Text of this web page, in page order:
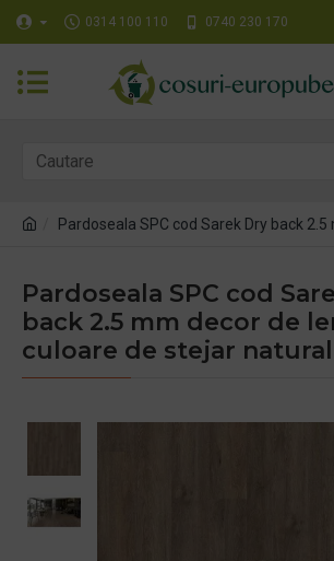
0314 100 110 0740 230 170
Pardoseala SPC cod Sarek Dry back
Pardoseala SPC cod
back 2.5 mm decor de
culoare de stejar natural